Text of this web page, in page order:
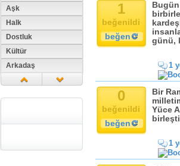
Aşk
Halk
Dostluk
Kültür
Arkadaş
Din
Zaman
1
beğenildi
beğen
günü,
1
0
beğenildi
beğen
Bir
Yüce
1